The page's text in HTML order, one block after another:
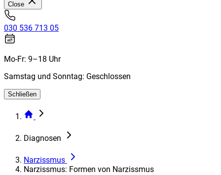
Close
030 536 713 05
Mo-Fr: 9–18 Uhr
Samstag und Sonntag: Geschlossen
Schließen
Diagnosen
Narzissmus
Narzissmus: Formen von Narzissmus